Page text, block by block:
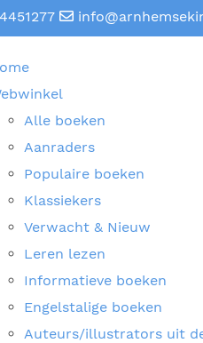
Alle boeken
Aanraders
Populaire boeken
Klassiekers
Verwacht & Nieuw
Leren lezen
Informatieve boeken
Engelstalige boeken
Auteurs/illustrators uit